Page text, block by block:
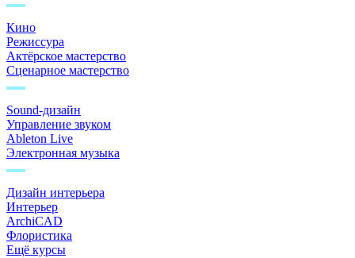
Кино
Режиссура
Актёрское мастерство
Сценарное мастерство
Sound-дизайн
Управление звуком
Ableton Live
Электронная музыка
Дизайн интерьера
Интерьер
ArchiCAD
Флористика
Ещё курсы